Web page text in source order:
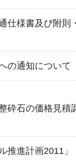
仕様書及び附則
の通知について
砕石の価格見積
推進計画2011」